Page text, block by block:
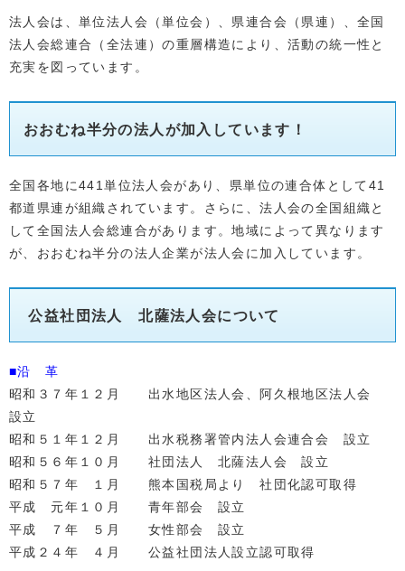
法人会は、単位法人会（単位会）、県連合会（県連）、全国
法人会総連合（全法連）の重層構造により、活動の統一性と
充実を図っています。
おおむね半分の法人が加入しています！
全国各地に441単位法人会があり、県単位の連合体として41
都道県連が組織されています。さらに、法人会の全国組織と
して全国法人会総連合があります。地域によって異なります
が、おおむね半分の法人企業が法人会に加入しています。
公益社団法人 北薩法人会について
■沿 革
昭和３７年１２月 出水地区法人会、阿久根地区法人会
設立
昭和５１年１２月 出水税務署管内法人会連合会 設立
昭和５６年１０月 社団法人 北薩法人会 設立
昭和５７年 １月 熊本国税局より 社団化認可取得
平成 元年１０月 青年部会 設立
平成 ７年 ５月 女性部会 設立
平成２４年 ４月 公益社団法人設立認可取得